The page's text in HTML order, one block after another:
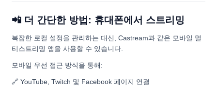
📲 더 간단한 방법: 휴대폰에서 스트리밍
복잡한 로컬 설정을 관리하는 대신, Castream과 같은 모바일 멀
티스트리밍 앱을 사용할 수 있습니다.
모바일 우선 접근 방식을 통해:
🔗 YouTube, Twitch 및 Facebook 페이지 연결